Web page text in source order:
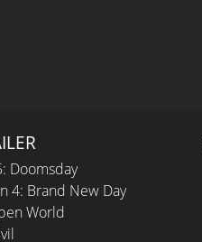
Doomsday
4: Brand New Day
World